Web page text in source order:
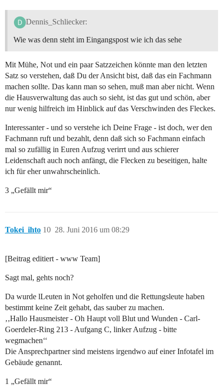
Dennis_Schliecker:
Wie was denn steht im Eingangspost wie ich das sehe
Mit Mühe, Not und ein paar Satzzeichen könnte man den letzten
Satz so verstehen, daß Du der Ansicht bist, daß das ein Fachmann
machen sollte. Das kann man so sehen, muß man aber nicht. Wenn
die Hausverwaltung das auch so sieht, ist das gut und schön, aber
nur wenig hilfreich im Hinblick auf das Verschwinden des Fleckes.
Interessanter - und so verstehe ich Deine Frage - ist doch, wer den
Fachmann ruft und bezahlt, denn daß sich so Fachmann einfach
mal so zufällig in Euren Aufzug verirrt und aus schierer
Leidenschaft auch noch anfängt, die Flecken zu beseitigen, halte
ich für eher unwahrscheinlich.
3 „Gefällt mir“
Tokei_ihto 28. Juni 2016 um 08:29
10
[Beitrag editiert - www Team]
Sagt mal, gehts noch?
Da wurde lLeuten in Not geholfen und die Rettungsleute haben
bestimmt keine Zeit gehabt, das sauber zu machen.
‚‚Hallo Hausmeister - Oh Haupt voll Blut und Wunden - Carl-
Goerdeler-Ring 213 - Aufgang C, linker Aufzug - bitte
wegmachen‘‘
Die Ansprechpartner sind meistens irgendwo auf einer Infotafel im
Gebäude genannt.
1 „Gefällt mir“